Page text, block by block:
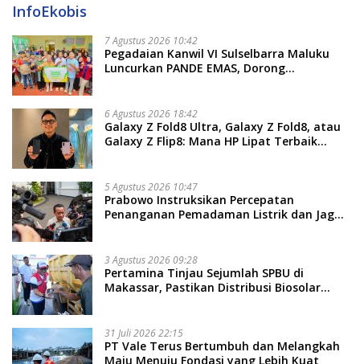
InfoEkobis
7 Agustus 2026 10:42
Pegadaian Kanwil VI Sulselbarra Maluku
Luncurkan PANDE EMAS, Dorong
6 Agustus 2026 18:42
Galaxy Z Fold8 Ultra, Galaxy Z Fold8, atau
Galaxy Z Flip8: Mana HP Lipat Terbaik
5 Agustus 2026 10:47
Prabowo Instruksikan Percepatan
Penanganan Pemadaman Listrik dan Jaga
3 Agustus 2026 09:28
Pertamina Tinjau Sejumlah SPBU di
Makassar, Pastikan Distribusi Biosolar
31 Juli 2026 22:15
PT Vale Terus Bertumbuh dan Melangkah
Maju Menuju Fondasi yang Lebih Kuat